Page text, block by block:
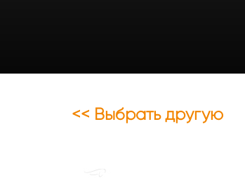
<< Выбрать другую